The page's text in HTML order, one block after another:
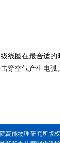
圈在最合适的
穿空气产生电弧。
高能物理研究所版